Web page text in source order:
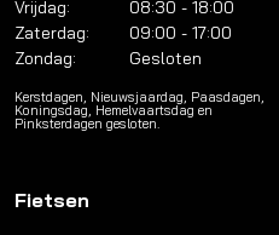
Vrijdag:
08:30 - 18:00
Zaterdag:
09:00 - 17:00
Zondag:
Gesloten
Kerstdagen, Nieuwsjaardag, Paasdagen,
Koningsdag, Hemelvaartsdag en
Pinksterdagen gesloten.
Fietsen